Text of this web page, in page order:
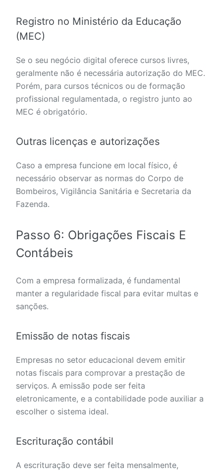
Registro no Ministério da Educação
(MEC)
Se o seu negócio digital oferece cursos livres,
geralmente não é necessária autorização do MEC.
Porém, para cursos técnicos ou de formação
profissional regulamentada, o registro junto ao
MEC é obrigatório.
Outras licenças e autorizações
Caso a empresa funcione em local físico, é
necessário observar as normas do Corpo de
Bombeiros, Vigilância Sanitária e Secretaria da
Fazenda.
Passo 6: Obrigações Fiscais E
Contábeis
Com a empresa formalizada, é fundamental
manter a regularidade fiscal para evitar multas e
sanções.
Emissão de notas fiscais
Empresas no setor educacional devem emitir
notas fiscais para comprovar a prestação de
serviços. A emissão pode ser feita
eletronicamente, e a contabilidade pode auxiliar a
escolher o sistema ideal.
Escrituração contábil
A escrituração deve ser feita mensalmente,